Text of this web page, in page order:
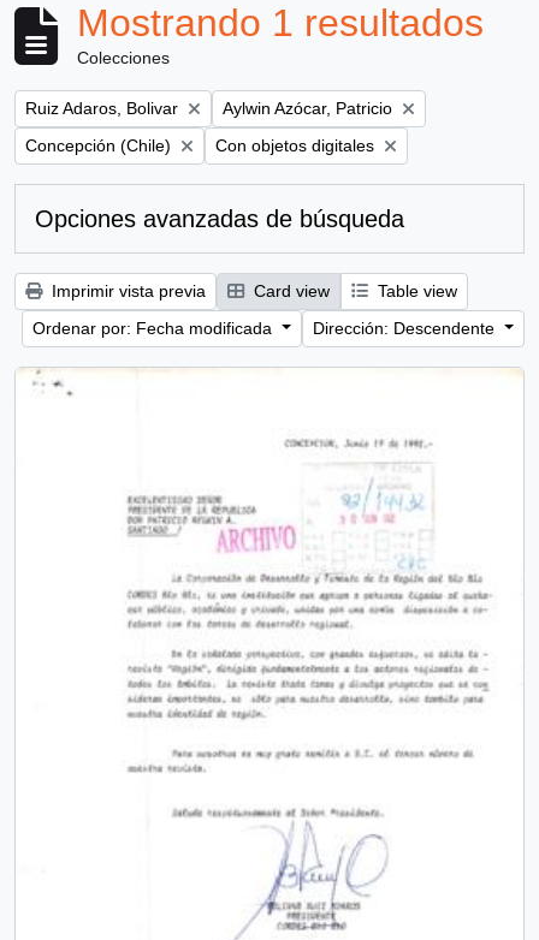
Mostrando 1 resultados
Colecciones
Remove filter:
Ruiz Adaros, Bolivar Remove filter:
Aylwin Azócar, Patricio
Remove filter:
Concepción (Chile) Remove filter:
Con objetos digitales
Opciones avanzadas de búsqueda
Imprimir vista previa Card view
Table view
Ordenar por: Fecha modificada
Dirección: Descendente